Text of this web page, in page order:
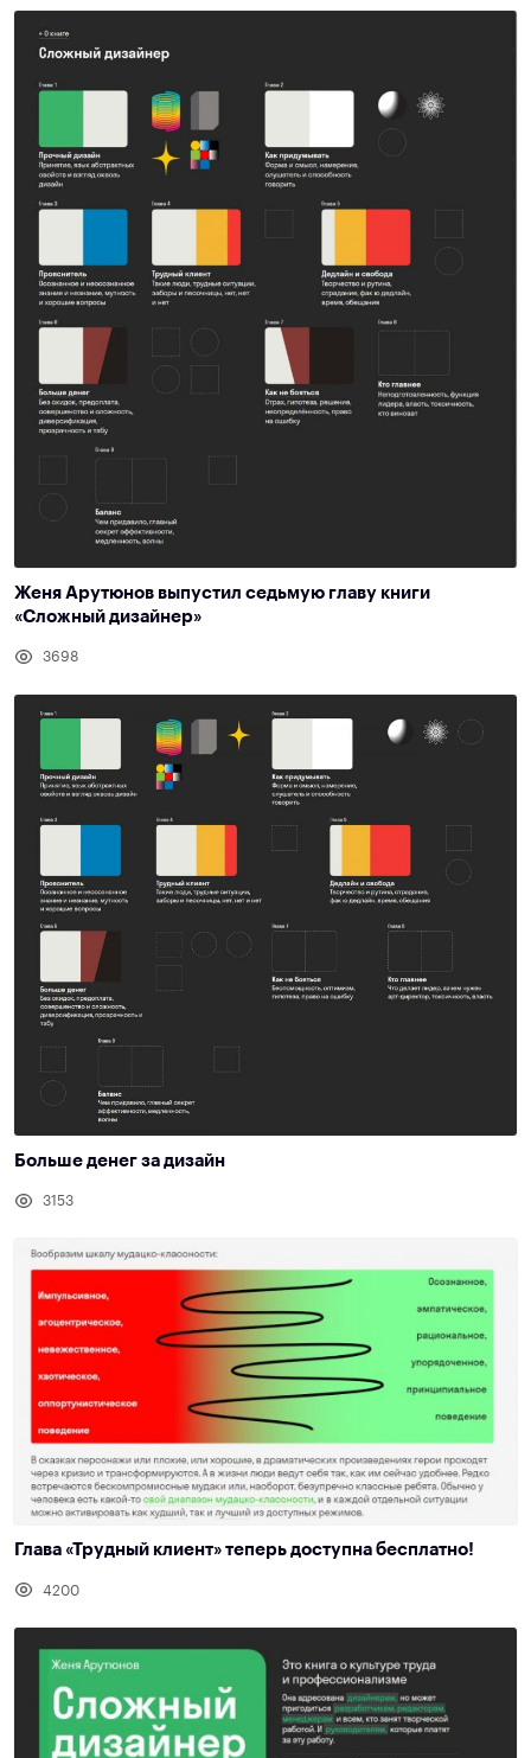
Женя Арутюнов выпустил седьмую главу книги
«Сложный дизайнер»
3698
Больше денег за дизайн
3153
Глава «Трудный клиент» теперь доступна бесплатно!
4200